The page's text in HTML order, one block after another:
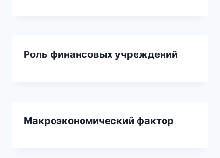
Роль финансовых учреждений
Макроэкономический фактор